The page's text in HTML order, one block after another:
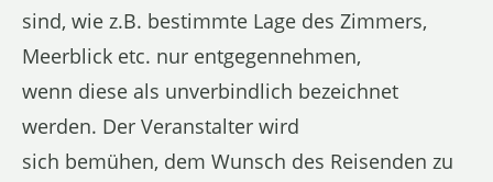
sind, wie z.B. bestimmte Lage des Zimmers,
Meerblick etc. nur entgegennehmen,
wenn diese als unverbindlich bezeichnet
werden. Der Veranstalter wird
sich bemühen, dem Wunsch des Reisenden zu